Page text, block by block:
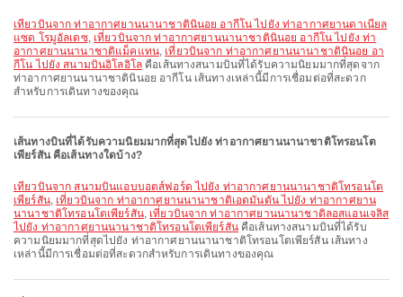
เที่ยวบินจาก ท่าอากาศยานนานาชาตินินอย อากีโน ไปยัง ท่าอากาศยานดาเนียล
แซด โรมูอัลเดซ, เที่ยวบินจาก ท่าอากาศยานนานาชาตินินอย อากีโน ไปยัง ท่า
อากาศยานนานาชาติแม็คแทน, เที่ยวบินจาก ท่าอากาศยานนานาชาตินินอย อา
กีโน ไปยัง สนามบินอิโลอิโลคือเส้นทางสนามบินที่ได้รับความนิยมมากที่สุดจาก
ท่าอากาศยานนานาชาตินินอย อากีโน เส้นทางเหล่านี้มีการเชื่อมต่อที่สะดวก
สำหรับการเดินทางของคุณ
เส้นทางบินที่ได้รับความนิยมมากที่สุดไปยัง ท่าอากาศยานนานาชาติโทรอนโต
เพียร์สัน คือเส้นทางใดบ้าง?
เที่ยวบินจาก สนามบินแอบบอตส์ฟอร์ด ไปยัง ท่าอากาศยานนานาชาติโทรอนโต
เพียร์สัน, เที่ยวบินจาก ท่าอากาศยานนานาชาติเอดมันตัน ไปยัง ท่าอากาศยาน
นานาชาติโทรอนโตเพียร์สัน, เที่ยวบินจาก ท่าอากาศยานนานาชาติลอสแอนเจลิส
ไปยัง ท่าอากาศยานนานาชาติโทรอนโตเพียร์สันคือเส้นทางสนามบินที่ได้รับ
ความนิยมมากที่สุดไปยัง ท่าอากาศยานนานาชาติโทรอนโตเพียร์สัน เส้นทาง
เหล่านี้มีการเชื่อมต่อที่สะดวกสำหรับการเดินทางของคุณ